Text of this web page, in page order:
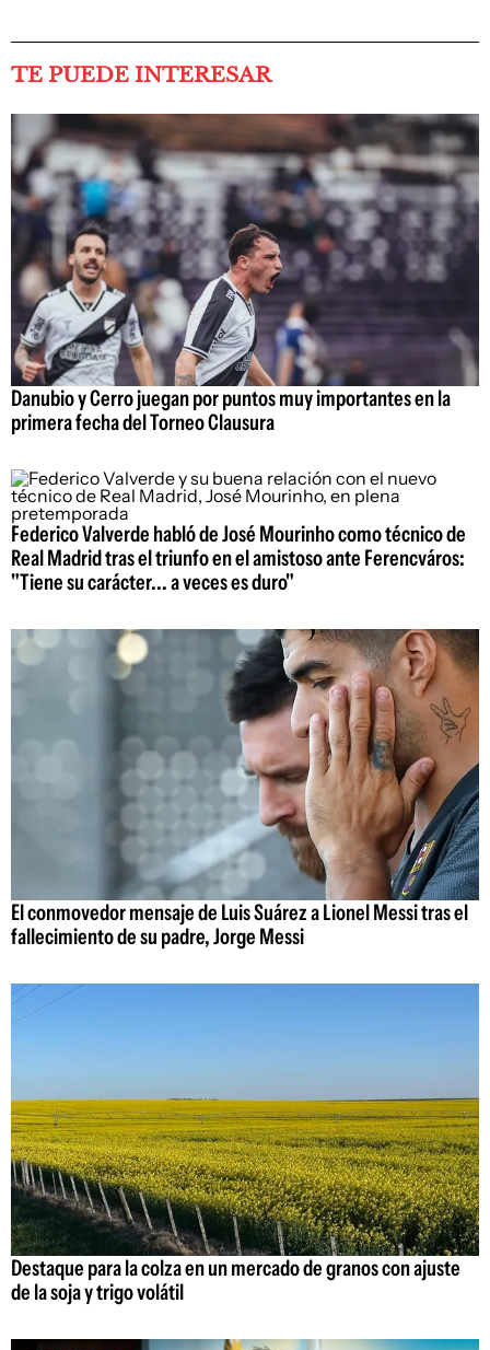
TE PUEDE INTERESAR
Danubio y Cerro juegan por puntos muy importantes en la
primera fecha del Torneo Clausura
Federico Valverde habló de José Mourinho como técnico de
Real Madrid tras el triunfo en el amistoso ante Ferencváros:
"Tiene su carácter... a veces es duro"
El conmovedor mensaje de Luis Suárez a Lionel Messi tras el
fallecimiento de su padre, Jorge Messi
Destaque para la colza en un mercado de granos con ajuste
de la soja y trigo volátil